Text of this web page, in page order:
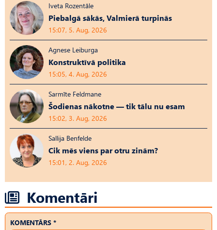
Iveta Rozentāle
Piebalgā sākās, Valmierā turpinās
15:07, 5. Aug, 2026
Agnese Leiburga
Konstruktīvā politika
15:05, 4. Aug, 2026
Sarmīte Feldmane
Šodienas nākotne — tik tālu nu esam
15:02, 3. Aug, 2026
Sallija Benfelde
Cik mēs viens par otru zinām?
15:01, 2. Aug, 2026
Komentāri
KOMENTĀRS *